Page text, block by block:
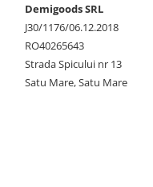
Demigoods SRL
J30/1176/06.12.2018
RO40265643
Strada Spicului nr 13
Satu Mare, Satu Mare